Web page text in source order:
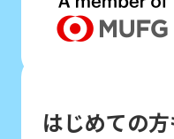
はじめての